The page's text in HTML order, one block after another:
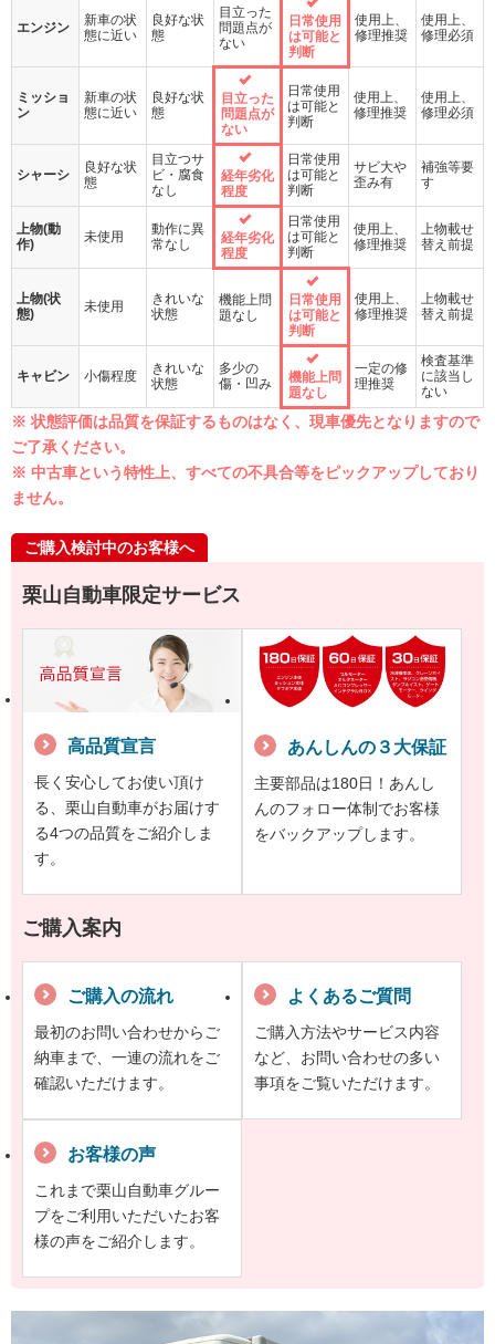
エンジン
新車の状
態に近い
良好な状
態
目立った
問題点が
ない
日常使用
は可能と
判断
使用上、
修理推奨
使用上、
修理必須
ミッショ
ン
新車の状
態に近い
良好な状
態
目立った
問題点が
ない
日常使用
は可能と
判断
使用上、
修理推奨
使用上、
修理必須
シャーシ
良好な状
態
目立つサ
ビ・腐食
なし
経年劣化
程度
日常使用
は可能と
判断
サビ大や
歪み有
補強等要
す
上物(動
作)
未使用
動作に異
常なし
経年劣化
程度
日常使用
は可能と
判断
使用上、
修理推奨
上物載せ
替え前提
上物(状
態)
未使用
きれいな
状態
機能上問
題なし
日常使用
は可能と
判断
使用上、
修理推奨
上物載せ
替え前提
キャビン 小傷程度
きれいな
状態
多少の
傷・凹み
機能上問
題なし
一定の修
理推奨
検査基準
に該当し
ない
※ 状態評価は品質を保証するものはなく、現車優先となりますので
ご了承ください。
※ 中古車という特性上、すべての不具合等をピックアップしており
ません。
ご購入検討中のお客様へ
栗山自動車限定サービス
高品質宣言
長く安心してお使い頂け
る、栗山自動車がお届けす
る4つの品質をご紹介しま
す。
あんしんの３大保証
主要部品は180日！あんし
んのフォロー体制でお客様
をバックアップします。
ご購入案内
ご購入の流れ
最初のお問い合わせからご
納車まで、一連の流れをご
確認いただけます。
よくあるご質問
ご購入方法やサービス内容
など、お問い合わせの多い
事項をご覧いただけます。
お客様の声
これまで栗山自動車グルー
プをご利用いただいたお客
様の声をご紹介します。